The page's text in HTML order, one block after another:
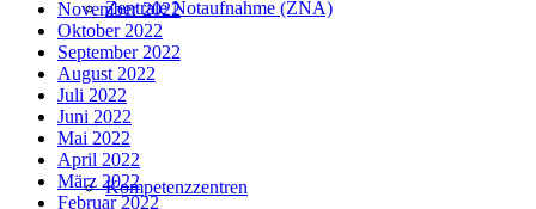
Zentrale Notaufnahme (ZNA)
Kompetenzzentren
November 2022
Oktober 2022
September 2022
August 2022
Juli 2022
Juni 2022
Mai 2022
April 2022
März 2022
Februar 2022